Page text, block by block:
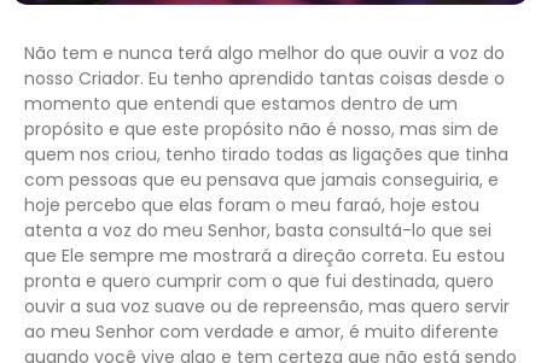
Não tem e nunca terá algo melhor do que ouvir a voz do
nosso Criador. Eu tenho aprendido tantas coisas desde o
momento que entendi que estamos dentro de um
propósito e que este propósito não é nosso, mas sim de
quem nos criou, tenho tirado todas as ligações que tinha
com pessoas que eu pensava que jamais conseguiria, e
hoje percebo que elas foram o meu faraó, hoje estou
atenta a voz do meu Senhor, basta consultá-lo que sei
que Ele sempre me mostrará a direção correta. Eu estou
pronta e quero cumprir com o que fui destinada, quero
ouvir a sua voz suave ou de repreensão, mas quero servir
ao meu Senhor com verdade e amor, é muito diferente
quando você vive algo e tem certeza que não está sendo